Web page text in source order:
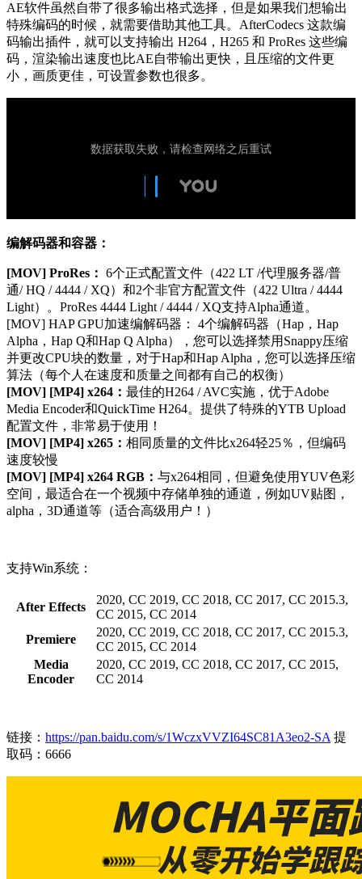
AE软件虽然自带了很多输出格式选择，但是如果我们想输出
特殊编码的时候，就需要借助其他工具。AfterCodecs 这款编
码输出插件，就可以支持输出 H264，H265 和 ProRes 这些编
码，渲染输出速度也比AE自带输出更快，且压缩的文件更
小，画质更佳，可设置参数也很多。
编解码器和容器：
[MOV] ProRes： 6个正式配置文件（422 LT /代理服务器/普
通/ HQ / 4444 / XQ）和2个非官方配置文件（422 Ultra / 4444
Light）。ProRes 4444 Light / 4444 / XQ支持Alpha通道。
[MOV] HAP GPU加速编解码器： 4个编解码器（Hap，Hap
Alpha，Hap Q和Hap Q Alpha），您可以选择禁用Snappy压缩
并更改CPU块的数量，对于Hap和Hap Alpha，您可以选择压缩
算法（每个人在速度和质量之间都有自己的权衡）
[MOV] [MP4] x264： 最佳的H264 / AVC实施，优于Adobe
Media Encoder和QuickTime H264。提供了特殊的YTB Upload
配置文件，非常易于使用！
[MOV] [MP4] x265： 相同质量的文件比x264轻25％，但编码
速度较慢
[MOV] [MP4] x264 RGB： 与x264相同，但避免使用YUV色彩
空间，最适合在一个视频中存储单独的通道，例如UV贴图，
alpha，3D通道等（适合高级用户！）
支持Win系统：
After Effects
2020, CC 2019, CC 2018, CC 2017, CC 2015.3,
CC 2015, CC 2014
Premiere
2020, CC 2019, CC 2018, CC 2017, CC 2015.3,
CC 2015, CC 2014
Media
Encoder
2020, CC 2019, CC 2018, CC 2017, CC 2015,
CC 2014
链接： https://pan.baidu.com/s/1WczxVVZI64SC81A3eo2-SA提
取码：6666